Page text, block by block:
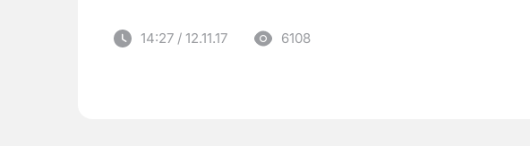
14:27 / 12.11.17 6108